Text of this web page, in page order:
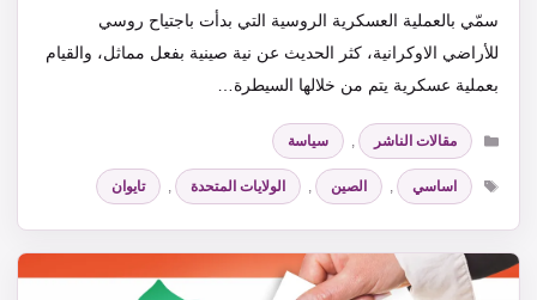
سمّي بالعملية العسكرية الروسية التي بدأت باجتياح روسي
للأراضي الاوكرانية، كثر الحديث عن نية صينية بفعل مماثل، والقيام
بعملية عسكرية يتم من خلالها السيطرة…
التصنيفات
مقالات الناشر ,
سياسة
الوسوم
اساسي , الصين , الولايات المتحدة , تايوان